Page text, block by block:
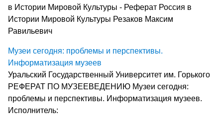
в Истории Мировой Культуры - Реферат Россия в
Истории Мировой Культуры Резаков Максим
Равильевич
Музеи сегодня: проблемы и перспективы.
Информатизация музеев
Уральский Государственный Университет им. Горького
РЕФЕРАТ ПО МУЗЕЕВЕДЕНИЮ Музеи сегодня:
проблемы и перспективы. Информатизация музеев.
Исполнитель: